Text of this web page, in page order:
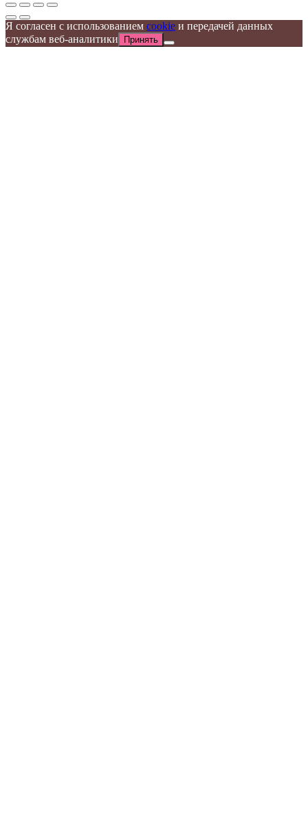
Я согласен с использованием cookie и передачей данных
службам веб-аналитики
Принять